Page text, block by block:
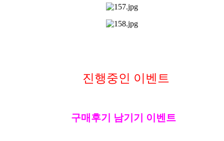
진행중인 이벤트
구매후기 남기기 이벤트